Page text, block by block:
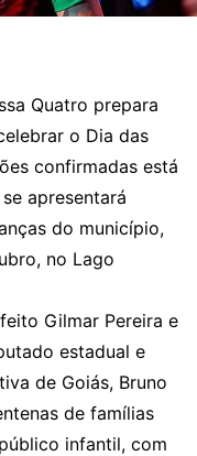
Quatro prepara
o Dia das
confirmadas está
apresentará
do município,
no Lago
Gilmar Pereira e
estadual e
de Goiás, Bruno
de famílias
infantil, com